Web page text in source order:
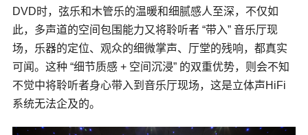
DVD时，弦乐和木管乐的温暖和细腻感人至深，不仅如
此，多声道的空间包围能力又将聆听者 “带入” 音乐厅现
场，乐器的定位、观众的细微掌声、厅堂的残响，都真实
可闻。这种 “细节质感 + 空间沉浸” 的双重优势，则会不知
不觉中将聆听者身心带入到音乐厅现场，这是立体声HiFi
系统无法企及的。